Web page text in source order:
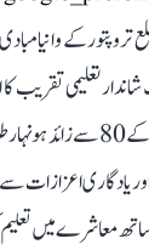
تروپتور کے
تعلیمی تقریب
سرکاری امداد یافتہ
اور یادگاری اعزازات
معاشرے میں تعلیم